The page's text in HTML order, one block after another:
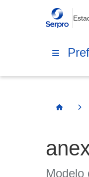
Página
Modelo